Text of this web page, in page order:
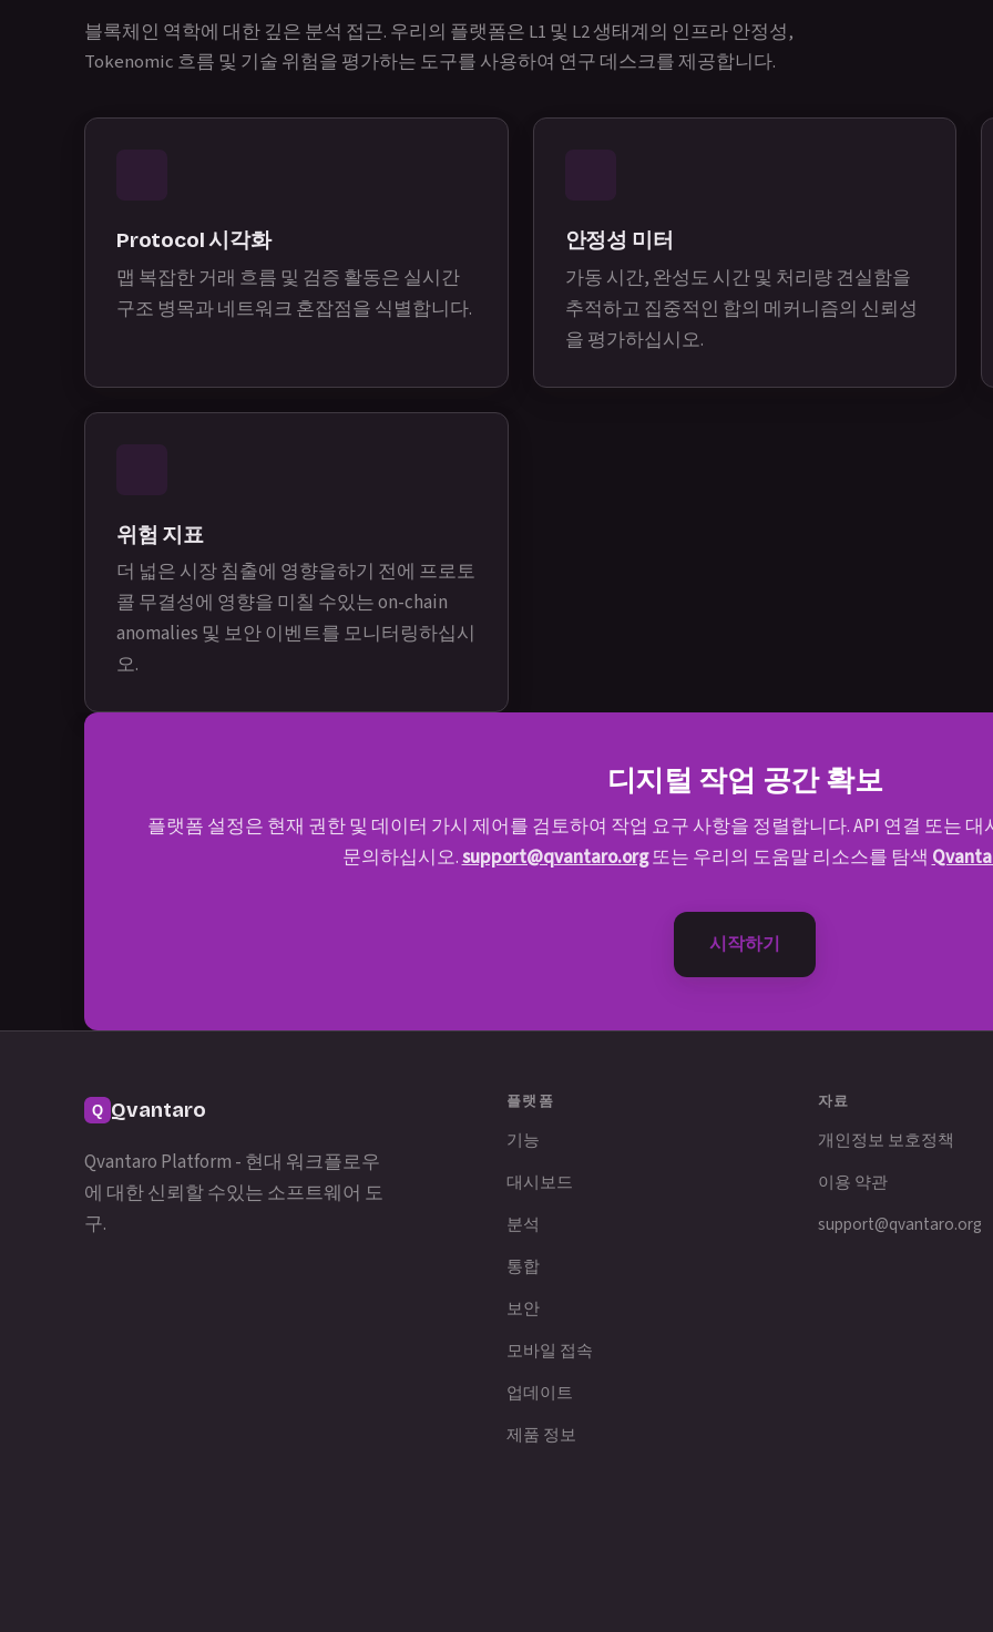
블록체인 역학에 대한 깊은 분석 접근. 우리의 플랫폼은 L1 및 L2 생태계의 인프라 안정성,
Tokenomic 흐름 및 기술 위험을 평가하는 도구를 사용하여 연구 데스크를 제공합니다.
Protocol 시각화
맵 복잡한 거래 흐름 및 검증 활동은 실시간
구조 병목과 네트워크 혼잡점을 식별합니다.
안정성 미터
가동 시간, 완성도 시간 및 처리량 견실함을
추적하고 집중적인 합의 메커니즘의 신뢰성
을 평가하십시오.
위험 지표
더 넓은 시장 침출에 영향을하기 전에 프로토
콜 무결성에 영향을 미칠 수있는 on-chain
anomalies 및 보안 이벤트를 모니터링하십시
오.
디지털 작업 공간 확보
플랫폼 설정은 현재 권한 및 데이터 가시 제어를 검토하여 작업 요구 사항을 정렬합니다. API 연결 또는
문의하십시오.support@qvantaro.org또는 우리의 도움말 리소스를 탐색
시작하기
Qvantaro
Qvantaro Platform - 현대 워크플로우
에 대한 신뢰할 수있는 소프트웨어 도
구.
플랫폼
기능
대시보드
분석
통합
보안
모바일 접속
업데이트
제품 정보
자료
개인정보 보호정책
이용 약관
support@qvantaro.org